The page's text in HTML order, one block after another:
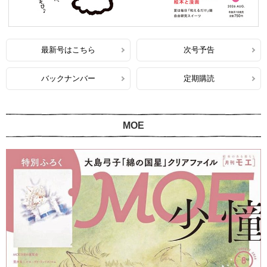
最新号はこちら 次号予告
バックナンバー 定期購読
MOE